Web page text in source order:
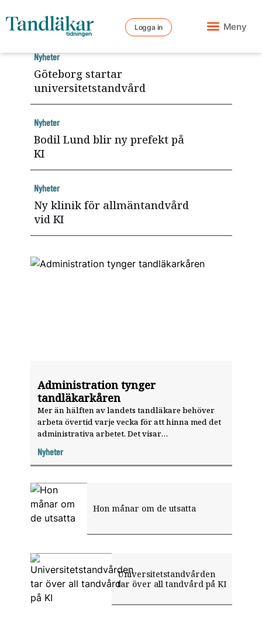
Logga in Meny
Administration tynger
tandläkarkåren
Mer än hälften av landets tandläkare behöver
arbeta övertid varje vecka för att hinna med det
administrativa arbetet. Det visar
Nyheter
Göteborg startar
universitetstandvård
Nyheter
Bodil Lund blir ny prefekt på
KI
Nyheter
Ny klinik för allmäntandvård
vid KI
Nyheter
Hon månar om de utsatta
Universitetstandvården
tar över all tandvård på KI